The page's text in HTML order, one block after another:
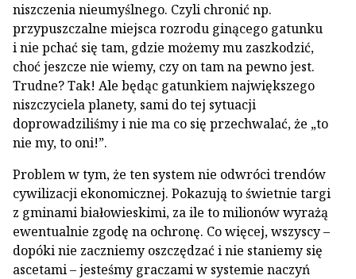
niszczenia nieumyślnego. Czyli chronić np.
przypuszczalne miejsca rozrodu ginącego gatunku
i nie pchać się tam, gdzie możemy mu zaszkodzić,
choć jeszcze nie wiemy, czy on tam na pewno jest.
Trudne? Tak! Ale będąc gatunkiem największego
niszczyciela planety, sami do tej sytuacji
doprowadziliśmy i nie ma co się przechwalać, że „to
nie my, to oni!”.
Problem w tym, że ten system nie odwróci trendów
cywilizacji ekonomicznej. Pokazują to świetnie targi
z gminami białowieskimi, za ile to milionów wyrażą
ewentualnie zgodę na ochronę. Co więcej, wszyscy –
dopóki nie zaczniemy oszczędzać i nie staniemy się
ascetami – jesteśmy graczami w systemie naczyń